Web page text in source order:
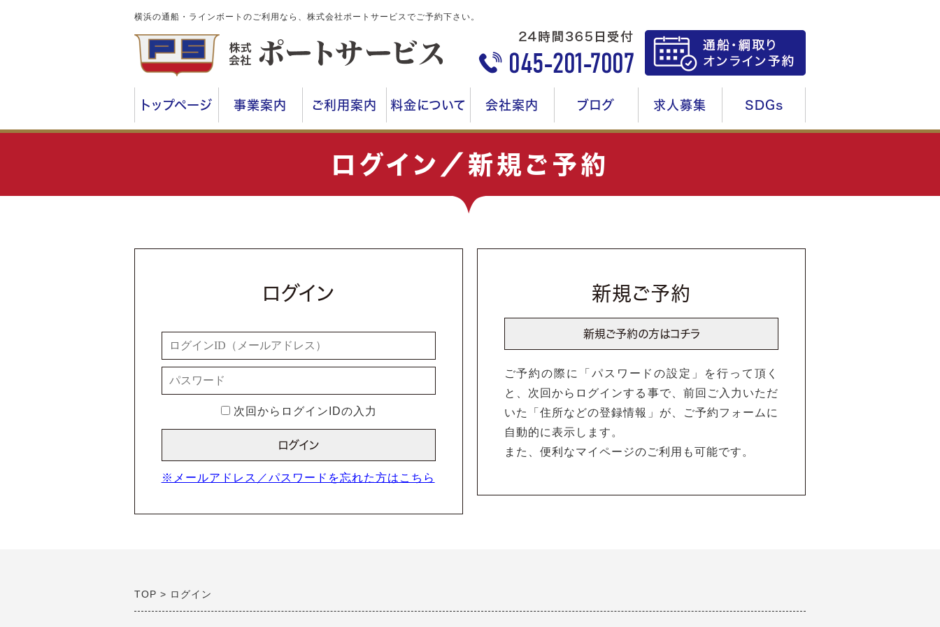
横浜の通船・ラインボートのご利用なら、株式会社ポートサービスでご予約下さい。
トップページ 事業案内 ご利用案内 料金について 会社案内 ブログ 求人募集 SDGs
ログイン／新規ご予約
ログイン
次回からログインIDの入力
※メールアドレス／パスワードを忘れた方はこちら
新規ご予約
ご予約の際に「パスワードの設定」を行って頂く
と、次回からログインする事で、前回ご入力いただ
いた「住所などの登録情報」が、ご予約フォームに
自動的に表示します。
また、便利なマイページのご利用も可能です。
TOP ログイン